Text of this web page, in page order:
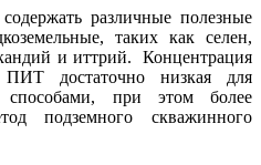
различные полезные
таких как селен,
и иттрий. Концентрация
ПИТ достаточно низкая для
способами, при этом более
подземного скважинного